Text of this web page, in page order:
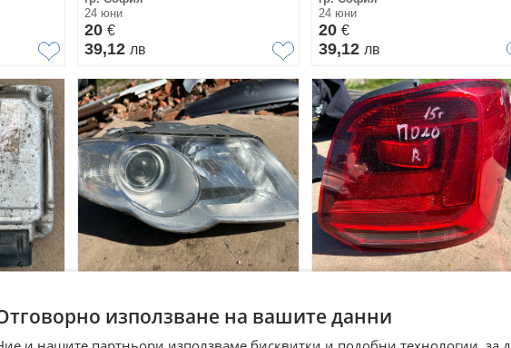
24 юни
20 €
39,12 лв
24 юни
20 €
39,12 лв
6
врати
гр. София
използване на вашите данни
и нашите партньори използваме бисквитки и подобни технологии, за